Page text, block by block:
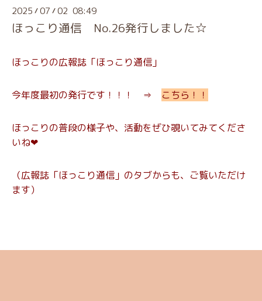
2025 /07 /02 08:49
ほっこり通信 No.26発行しました☆
ほっこりの広報誌「ほっこり通信」
今年度最初の発行です！！！ ⇒ こちら！！
ほっこりの普段の様子や、活動をぜひ覗いてみてくださ
いね❤
（広報誌「ほっこり通信」のタブからも、ご覧いただけ
ます）